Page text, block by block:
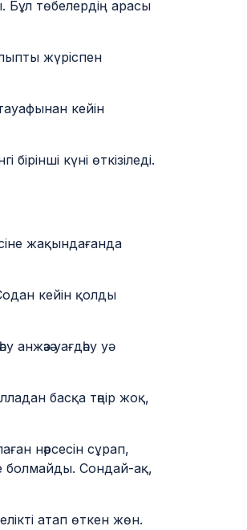
Бұл төбелердің арасы
жүріспен
кейін
күні өткізіледі.
жақындағанда
кейін қолды
анжәзә уағдәһу уә
басқа тәңір жоқ,
нәрсесін сұрап,
болмайды. Сондай-ақ,
атап өткен жөн.